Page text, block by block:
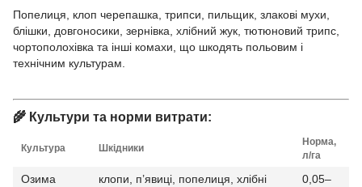
Попелиця, клоп черепашка, трипси, пильщик, злакові мухи,
блішки, довгоносики, зернівка, хлібний жук, тютюновий трипс,
чортополохівка та інші комахи, що шкодять польовим і
технічним культурам.
🌾 Культури та норми витрати:
Культура Шкідники
Норма,
л/га
Озима
клопи, п’явиці, попелиця, хлібні
0,05–